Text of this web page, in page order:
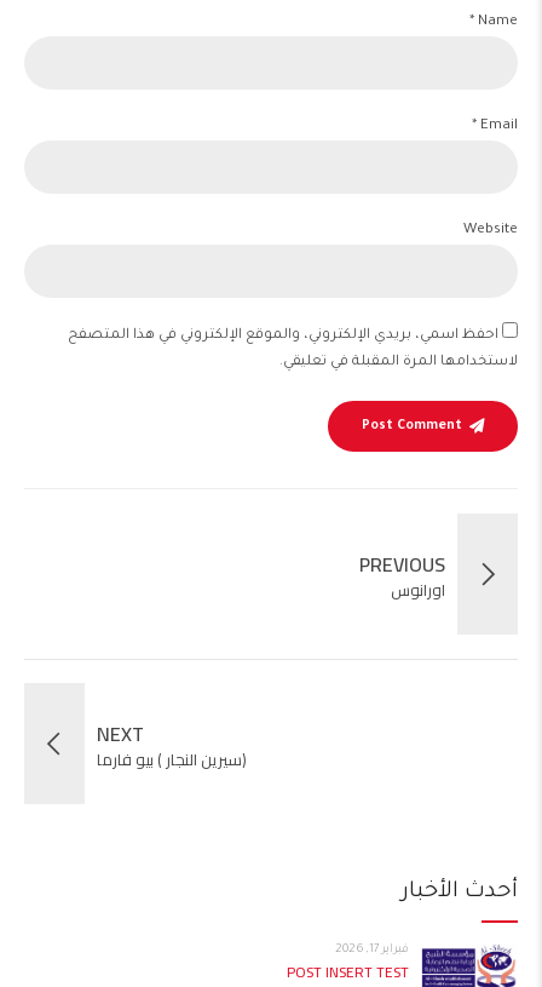
Name *
Email *
Website
احفظ اسمي، بريدي الإلكتروني، والموقع الإلكتروني في هذا المتصفح
لاستخدامها المرة المقبلة في تعليقي.
Post Comment
PREVIOUS
اورانوس
NEXT
(سيرين النجار ) بيو فارما
أحدث الأخبار
فبراير 17, 2026
POST INSERT TEST